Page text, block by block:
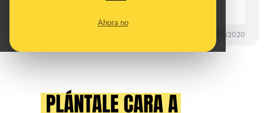
Ahora no
14/12/2020